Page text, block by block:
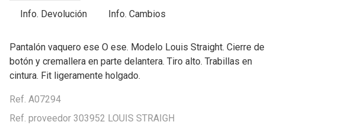
Info. Devolución Info. Cambios
Pantalón vaquero ese O ese. Modelo Louis Straight. Cierre de
botón y cremallera en parte delantera. Tiro alto. Trabillas en
cintura. Fit ligeramente holgado.
Ref. A07294
Ref. proveedor 303952 LOUIS STRAIGH